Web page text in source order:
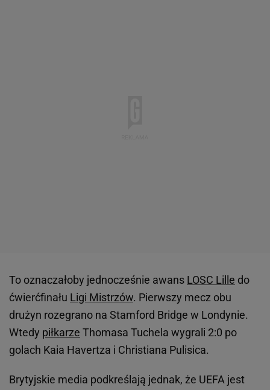
To oznaczałoby jednocześnie awans LOSC Lille do
ćwierćfinału Ligi Mistrzów. Pierwszy mecz obu
drużyn rozegrano na Stamford Bridge w Londynie.
Wtedy piłkarze Thomasa Tuchela wygrali 2:0 po
golach Kaia Havertza i Christiana Pulisica.
Brytyjskie media podkreślają jednak, że UEFA jest